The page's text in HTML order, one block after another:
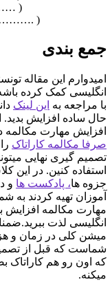
)
( ………. )
جمع بندی
امیدوارم این مقاله
انگلیسی کمک کرده
با مراجعه به این لینک
حال ساده افزایش بدید.
افزایش مهارت مکالمه
صرفا مکالمه کاراتاک
تصمیم گیری نهایی
استفاده کنین. در این
جزوه ها، پادکست ها و
آموزان تهیه کردند به
مهارت مکالمه افزایش
انگلیسی لذت
میشن کلی در زمان و
شماست که قبل از
که اون رو هم کاراتاک
میکنه.